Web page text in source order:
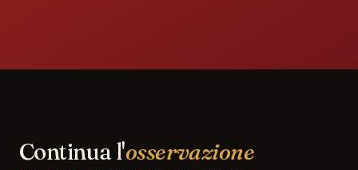
Continua l'osservazione